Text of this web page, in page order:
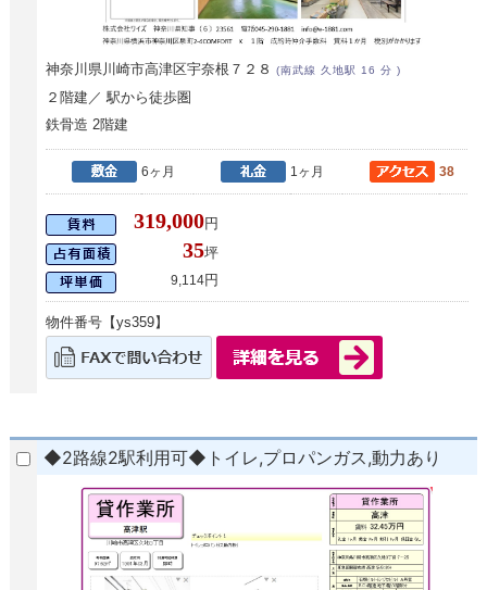
神奈川県川崎市高津区宇奈根７２８(南武線 久地駅 16 分 )
２階建／ 駅から徒歩圏
鉄骨造 2階建
6ヶ月 1ヶ月 38
319,000円
35坪
9,114円
物件番号【ys359】
◆2路線2駅利用可◆トイレ,プロパンガス,動力あり